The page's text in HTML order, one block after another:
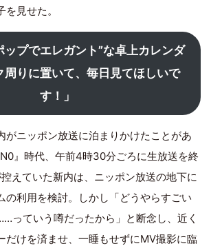
見せた。
ップでエレガント”な卓上カレンダ
周りに置いて、毎日見てほしいで
す！」
がニッポン放送に泊まりかけたことがあ
』時代、午前4時30分ごろに生放送を終
えていた新内は、ニッポン放送の地下に
の利用を検討。しかし「どうやらすごい
っていう噂だったから」と断念し、近く
だけを済ませ、一睡もせずにMV撮影に臨